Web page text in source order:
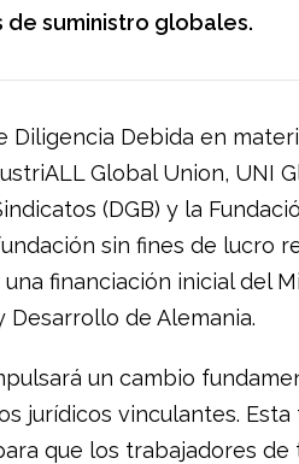
suministro globales.
Diligencia Debida en
Global Union, UNI
(DGB) y la
sin fines de lucro
financiación inicial del
de Alemania.
un cambio
jurídicos vinculantes.
que los trabajadores de